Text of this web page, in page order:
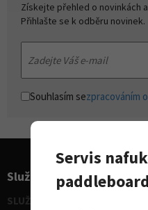
Získejte přehled o novinkách
Přihlašte se k odběru novinek.
Souhlasím sezpracováním
Služby pro sporty
SLUŽBY - vodní sporty
Servis